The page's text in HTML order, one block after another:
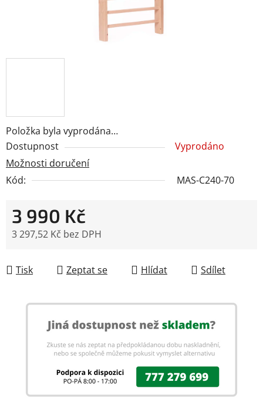
Položka byla vyprodána…
Dostupnost
Vyprodáno
Možnosti doručení
Kód:
MAS-C240-70
3 990 Kč
3 297,52 Kč bez DPH
Tisk
Zeptat se Hlídat Sdílet